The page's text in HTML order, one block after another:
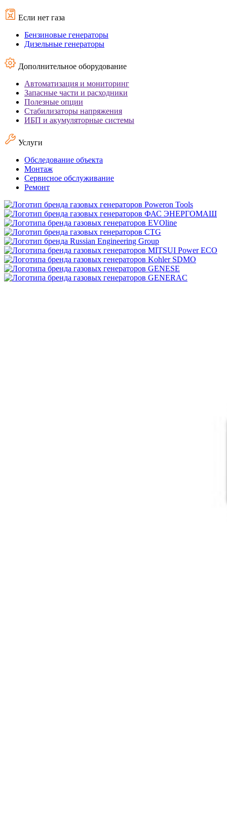
Если нет газа
Бензиновые генераторы
Дизельные генераторы
Дополнительное оборудование
Автоматизация и мониторинг
Запасные части и расходники
Полезные опции
Стабилизаторы напряжения
ИБП и акумуляторные системы
Услуги
Обследование объекта
Монтаж
Сервисное обслуживание
Ремонт